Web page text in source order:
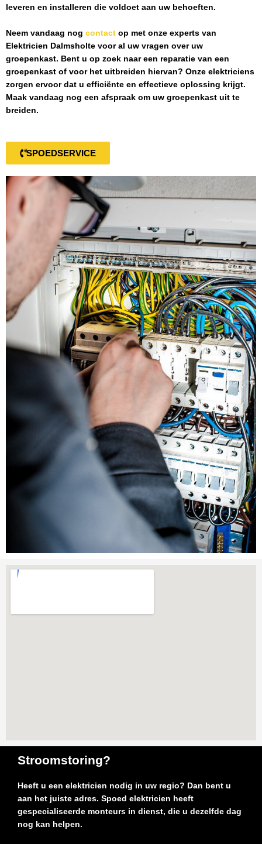
leveren en installeren die voldoet aan uw behoeften.
Neem vandaag nog contact op met onze experts van
Elektricien Dalmsholte voor al uw vragen over uw
groepenkast. Bent u op zoek naar een reparatie van een
groepenkast of voor het uitbreiden hiervan? Onze elektriciens
zorgen ervoor dat u efficiënte en effectieve oplossing krijgt.
Maak vandaag nog een afspraak om uw groepenkast uit te
breiden.
SPOEDSERVICE
Stroomstoring?
Heeft u een elektricien nodig in uw regio? Dan bent u
aan het juiste adres. Spoed elektricien heeft
gespecialiseerde monteurs in dienst, die u dezelfde dag
nog kan helpen.